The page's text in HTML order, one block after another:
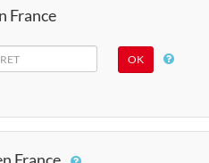
France